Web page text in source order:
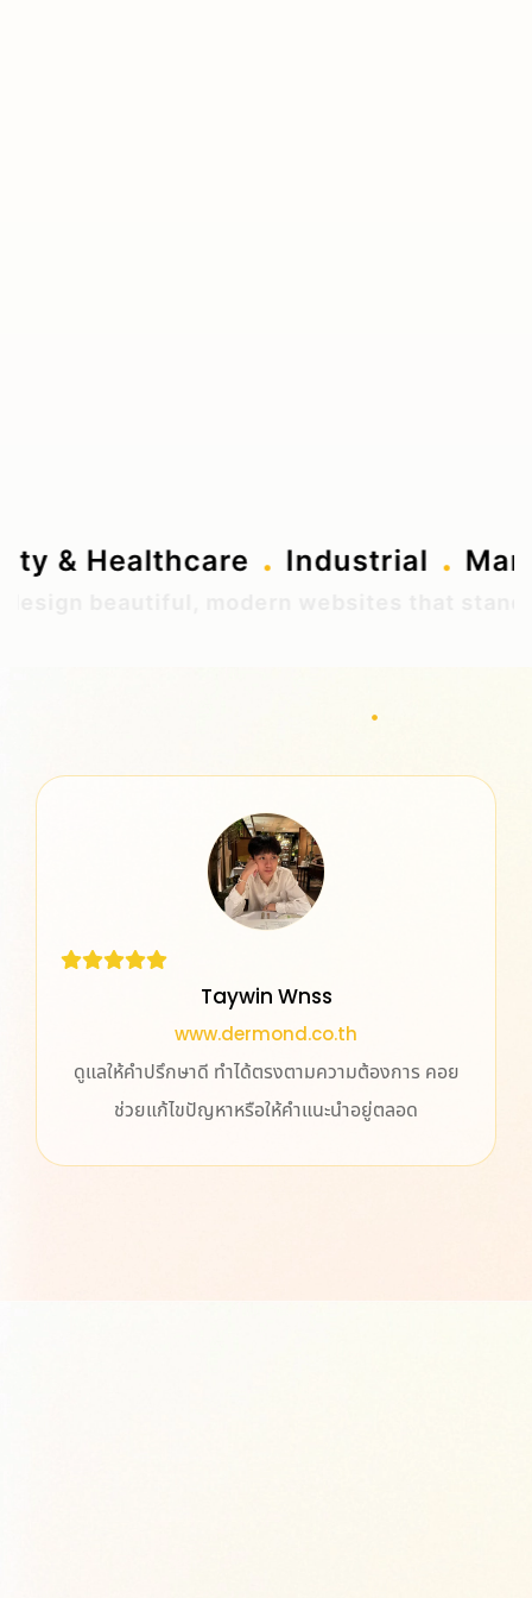
& Healthcare . Industrial .
Taywin Wnss
www.dermond.co.th
ดูแลให้คำปรึกษาดี ทำได้ตรงตามความต้องการ คอย
ช่วยแก้ไขปัญหาหรือให้คำแนะนำอยู่ตลอด